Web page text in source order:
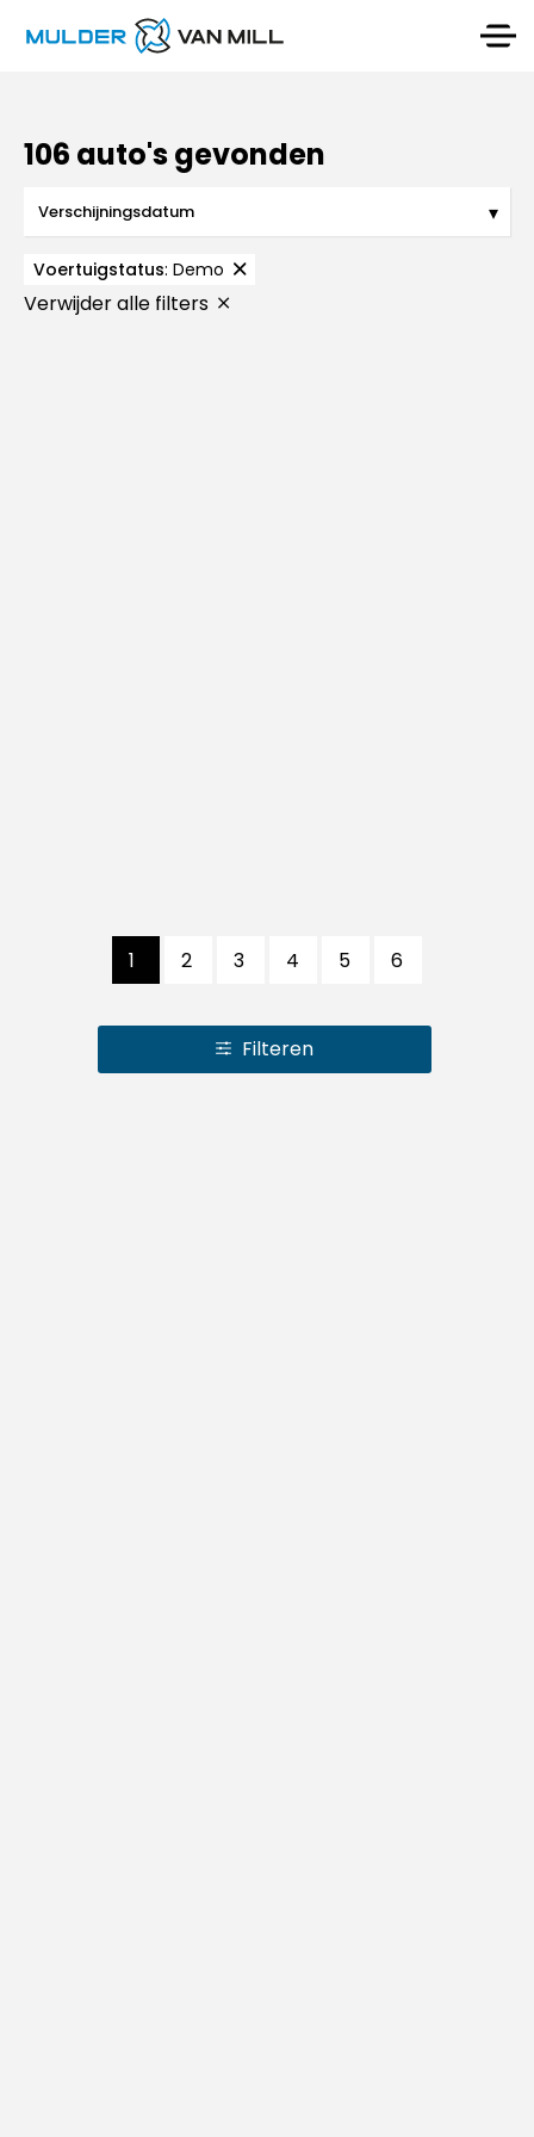
106 auto's gevonden
Voertuigstatus: Demo
Verwijder alle filters
1 2 3 4 5 6
Filteren